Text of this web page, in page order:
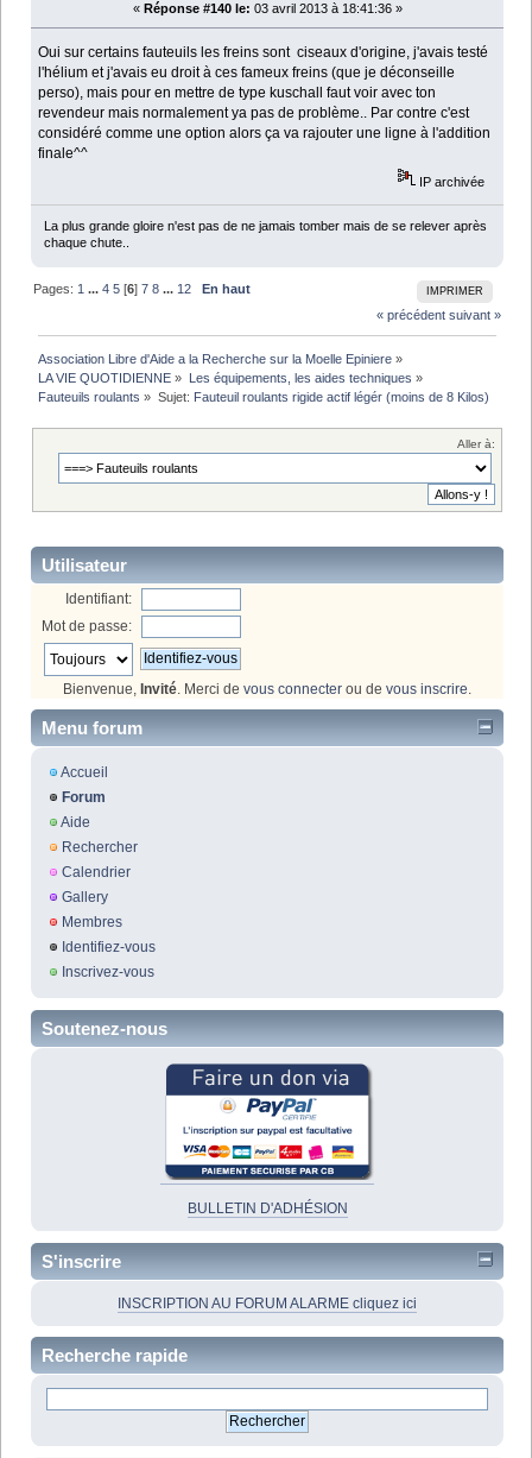
« Réponse #140 le: 03 avril 2013 à 18:41:36 »
Oui sur certains fauteuils les freins sont ciseaux d'origine, j'avais testé
l'hélium et j'avais eu droit à ces fameux freins (que je déconseille
perso), mais pour en mettre de type kuschall faut voir avec ton
revendeur mais normalement ya pas de problème.. Par contre c'est
considéré comme une option alors ça va rajouter une ligne à l'addition
finale^^
IP archivée
La plus grande gloire n'est pas de ne jamais tomber mais de se relever après
chaque chute..
IMPRIMER
Pages: 1 ...4 5 [6]7 8 ... 12
En haut
« précédent suivant »
Association Libre d'Aide a la Recherche sur la Moelle Epiniere »
LA VIE QUOTIDIENNE » Les équipements, les aides techniques »
Fauteuils roulants » Sujet: Fauteuil roulants rigide actif légér (moins de 8 Kilos)
Aller à:
Utilisateur
Identifiant:
Mot de passe:
Bienvenue, Invité. Merci de vous connecter ou de vous inscrire.
Menu forum
Accueil
Forum
Aide
Rechercher
Calendrier
Gallery
Membres
Identifiez-vous
Inscrivez-vous
Soutenez-nous
BULLETIN D'ADHÉSION
S'inscrire
INSCRIPTION AU FORUM ALARME cliquez ici
Recherche rapide